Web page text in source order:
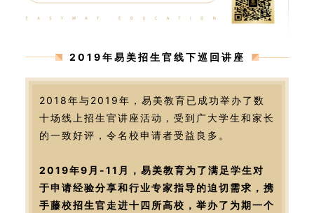
2019年易美招生官线下巡回讲座
2018年与2019年，易美教育已成功举办了数
十场线上招生官讲座活动，受到广大学生和家长
的一致好评，令名校申请者受益良多。
2019年9月-11月，易美教育为了满足学生对
于申请经验分享和行业专家指导的迫切需求，携
手藤校招生官走进十四所高校，举办了为期一个